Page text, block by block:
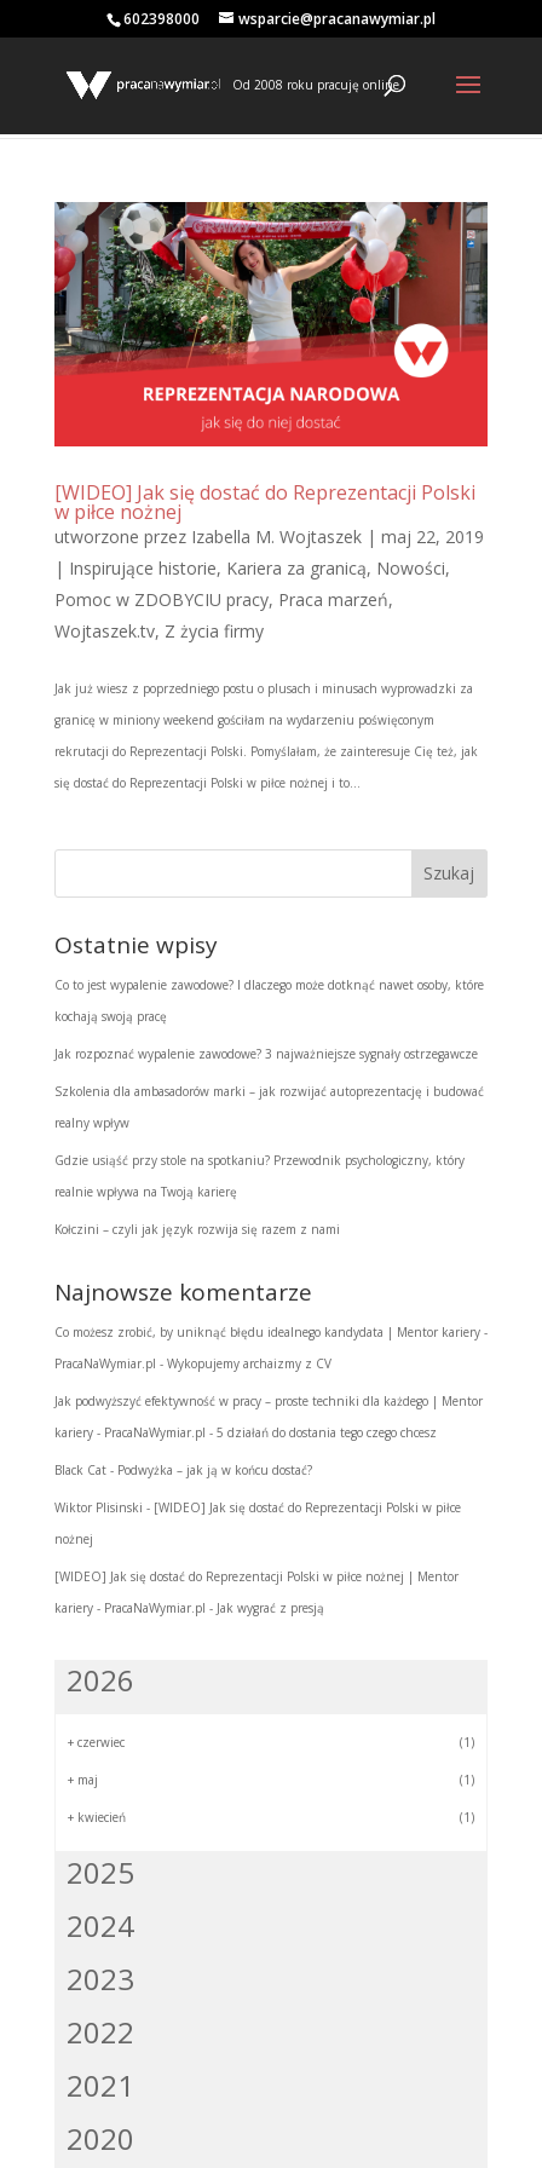
602398000 wsparcie@pracanawymiar.pl
Od 2008 roku pracuję online
[WIDEO] Jak się dostać do Reprezentacji Polski
w piłce nożnej
utworzone przez Izabella M. Wojtaszek| maj 22, 2019
| Inspirujące historie, Kariera za granicą, Nowości,
Pomoc w ZDOBYCIU pracy, Praca marzeń,
Wojtaszek.tv, Z życia firmy
Jak już wiesz z poprzedniego postu o plusach i minusach wyprowadzki za
granicę w miniony weekend gościłam na wydarzeniu poświęconym
rekrutacji do Reprezentacji Polski. Pomyślałam, że zainteresuje Cię też, jak
się dostać do Reprezentacji Polski w piłce nożnej i to...
Ostatnie wpisy
Co to jest wypalenie zawodowe? I dlaczego może dotknąć nawet osoby, które
kochają swoją pracę
Jak rozpoznać wypalenie zawodowe? 3 najważniejsze sygnały ostrzegawcze
Szkolenia dla ambasadorów marki – jak rozwijać autoprezentację i budować
realny wpływ
Gdzie usiąść przy stole na spotkaniu? Przewodnik psychologiczny, który
realnie wpływa na Twoją karierę
Kołczini – czyli jak język rozwija się razem z nami
Najnowsze komentarze
Co możesz zrobić, by uniknąć błędu idealnego kandydata | Mentor kariery -
PracaNaWymiar.pl - Wykopujemy archaizmy z CV
Jak podwyższyć efektywność w pracy – proste techniki dla każdego | Mentor
kariery - PracaNaWymiar.pl - 5 działań do dostania tego czego chcesz
Black Cat- Podwyżka – jak ją w końcu dostać?
Wiktor Plisinski - [WIDEO] Jak się dostać do Reprezentacji Polski w piłce
nożnej
[WIDEO] Jak się dostać do Reprezentacji Polski w piłce nożnej | Mentor
kariery - PracaNaWymiar.pl - Jak wygrać z presją
2026
+ czerwiec (1)
+ maj (1)
+ kwiecień (1)
2025
2024
2023
2022
2021
2020